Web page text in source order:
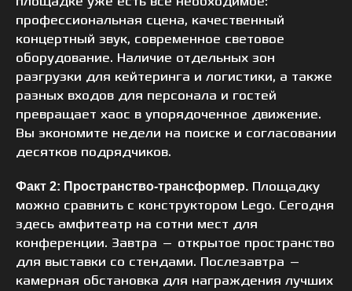
профессиональная сцена, качественный
концертный звук, современное световое
оборудование. Наличие отдельных зон
разгрузки для кейтеринга и логистики, а также
разных входов для персонала и гостей
превращает хаос в упорядоченное движение.
Вы экономите недели на поиске и согласовании
десятков подрядчиков.
Факт 2: Пространство-трансформер. Площадку
можно сравнить с конструктором Lego. Сегодня
здесь амфитеатр на сотни мест для
конференции. Завтра — открытое пространство
для выставки со стендами. Послезавтра —
камерная обстановка для награждения лучших